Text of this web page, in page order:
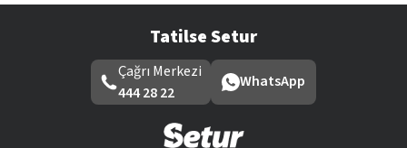
Tatilse Setur
Çağrı Merkezi
444 28 22
WhatsApp